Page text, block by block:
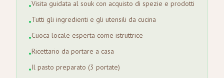
•Visita guidata al souk con acquisto di spezie e prodotti
•Tutti gli ingredienti e gli utensili da cucina
•Cuoca locale esperta come istruttrice
•Ricettario da portare a casa
•Il pasto preparato (3 portate)